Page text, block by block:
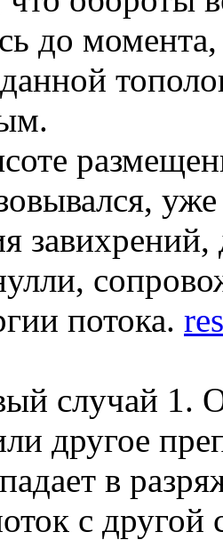
до
потока.
случай 1.
другое
в
с